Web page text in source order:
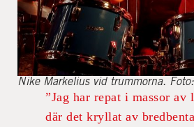
Nike Markelius vid trummorna.
”Jag har repat i massor
där det kryllat av